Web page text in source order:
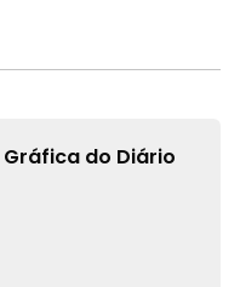
Gráfica do Diário